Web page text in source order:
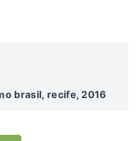
brasil, recife, 2016